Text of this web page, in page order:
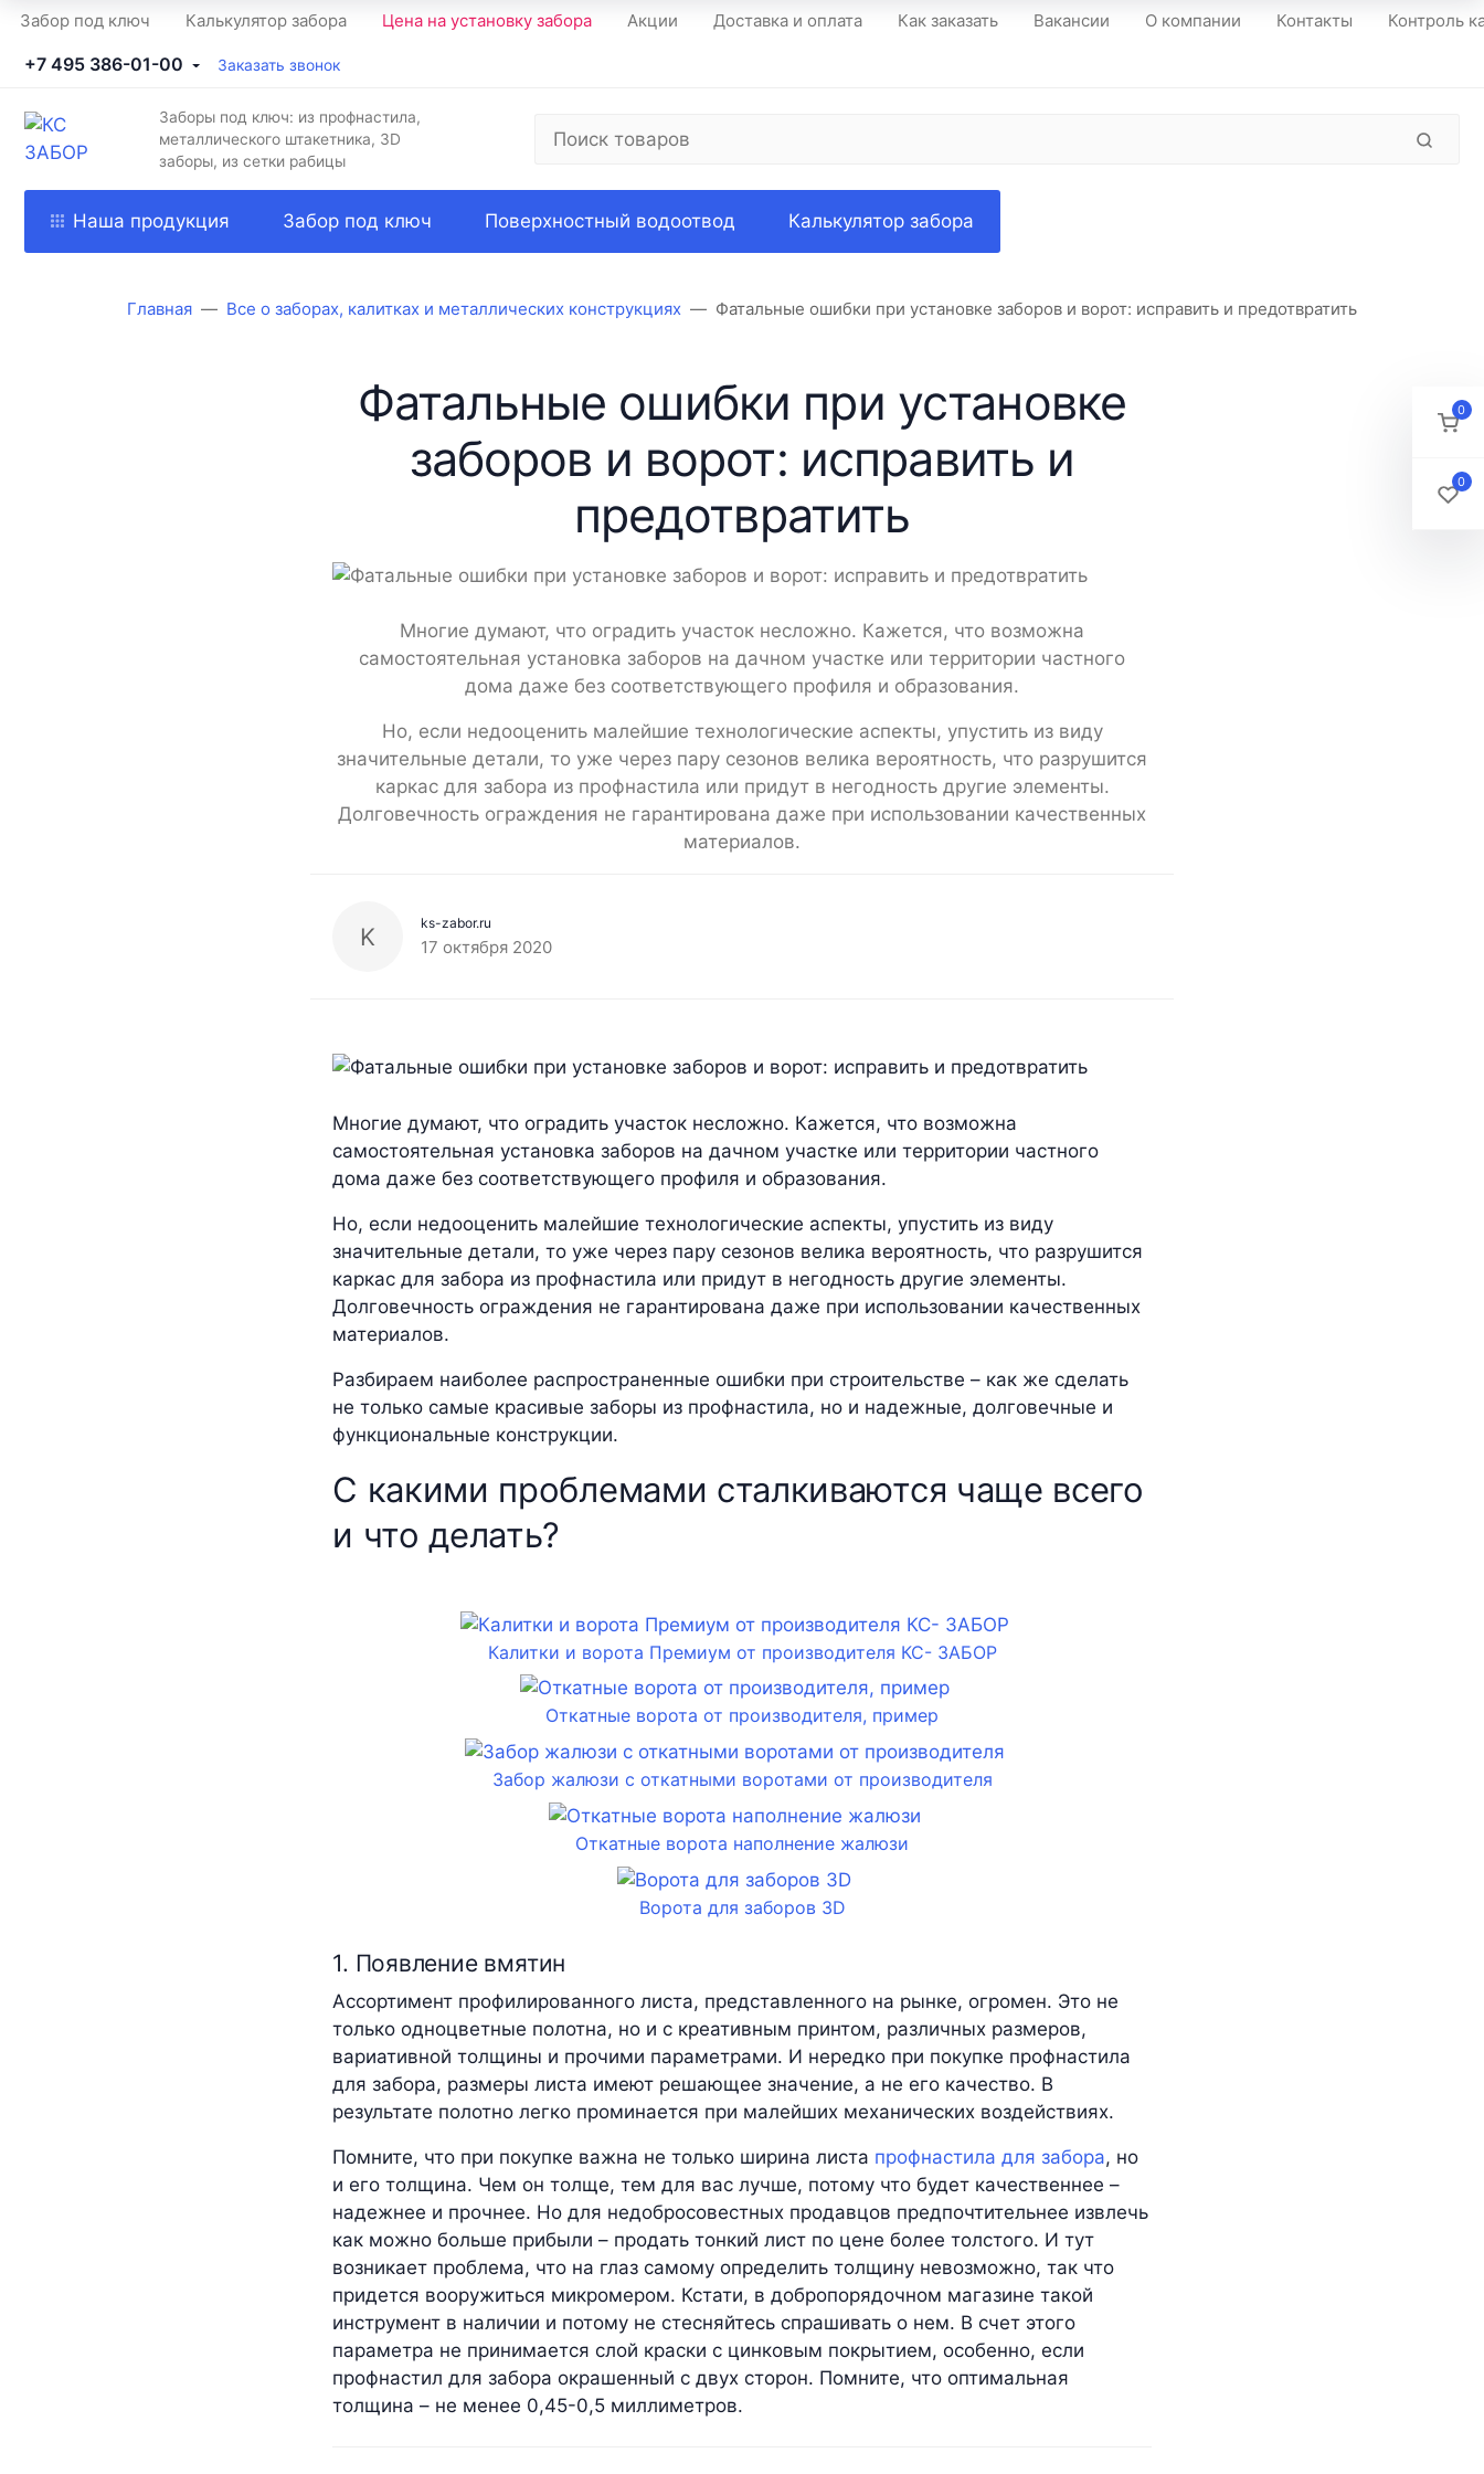
Забор под ключ Калькулятор забора Цена на установку забора Акции Доставка и оплата Как заказать Вакансии О компании Контакты Контроль
+7 495 386-01-00 Заказать звонок
Заборы под ключ: из профнастила,
металлического штакетника, 3D
заборы, из сетки рабицы
Наша продукция Забор под ключ Поверхностный водоотвод Калькулятор забора
Главная Все о заборах, калитках и металлических конструкциях Фатальные ошибки при установке заборов и ворот: исправить и предотвратить
Фатальные ошибки при установке
заборов и ворот: исправить и
предотвратить
Многие думают, что оградить участок несложно. Кажется, что возможна
самостоятельная установка заборов на дачном участке или территории частного
дома даже без соответствующего профиля и образования.
Но, если недооценить малейшие технологические аспекты, упустить из виду
значительные детали, то уже через пару сезонов велика вероятность, что разрушится
каркас для забора из профнастила или придут в негодность другие элементы.
Долговечность ограждения не гарантирована даже при использовании качественных
материалов.
K ks-zabor.ru
17 октября 2020
Многие думают, что оградить участок несложно. Кажется, что возможна
самостоятельная установка заборов на дачном участке или территории частного
дома даже без соответствующего профиля и образования.
Но, если недооценить малейшие технологические аспекты, упустить из виду
значительные детали, то уже через пару сезонов велика вероятность, что разрушится
каркас для забора из профнастила или придут в негодность другие элементы.
Долговечность ограждения не гарантирована даже при использовании качественных
материалов.
Разбираем наиболее распространенные ошибки при строительстве – как же сделать
не только самые красивые заборы из профнастила, но и надежные, долговечные и
функциональные конструкции.
С какими проблемами сталкиваются чаще всего
и что делать?
Калитки и ворота Премиум от производителя КС- ЗАБОР
Откатные ворота от производителя, пример
Забор жалюзи с откатными воротами от производителя
Откатные ворота наполнение жалюзи
Ворота для заборов 3D
1. Появление вмятин
Ассортимент профилированного листа, представленного на рынке, огромен. Это не
только одноцветные полотна, но и с креативным принтом, различных размеров,
вариативной толщины и прочими параметрами. И нередко при покупке профнастила
для забора, размеры листа имеют решающее значение, а не его качество. В
результате полотно легко проминается при малейших механических воздействиях.
Помните, что при покупке важна не только ширина листа профнастила для забора, но
и его толщина. Чем он толще, тем для вас лучше, потому что будет качественнее –
надежнее и прочнее. Но для недобросовестных продавцов предпочтительнее извлечь
как можно больше прибыли – продать тонкий лист по цене более толстого. И тут
возникает проблема, что на глаз самому определить толщину невозможно, так что
придется вооружиться микромером. Кстати, в добропорядочном магазине такой
инструмент в наличии и потому не стесняйтесь спрашивать о нем. В счет этого
параметра не принимается слой краски с цинковым покрытием, особенно, если
профнастил для забора окрашенный с двух сторон. Помните, что оптимальная
толщина – не менее 0,45-0,5 миллиметров.
0
0